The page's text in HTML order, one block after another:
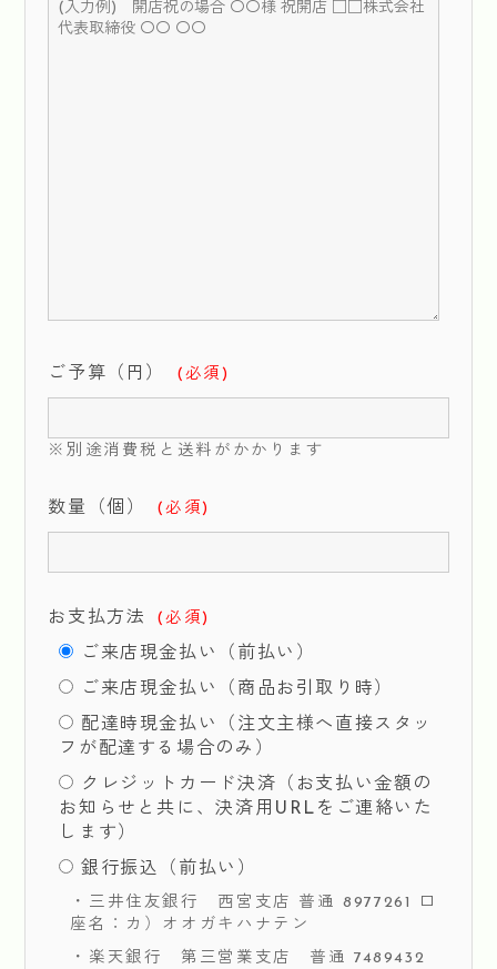
ご予算（円） (必須)
※別途消費税と送料がかかります
数量（個） (必須)
お支払方法 (必須)
ご来店現金払い（前払い）
ご来店現金払い（商品お引取り時）
配達時現金払い（注文主様へ直接スタッ
フが配達する場合のみ）
クレジットカード決済（お支払い金額の
お知らせと共に、決済用URLをご連絡いた
します）
銀行振込（前払い）
・三井住友銀行 西宮支店 普通 8977261 口
座名：カ）オオガキハナテン
・楽天銀行 第三営業支店 普通 7489432